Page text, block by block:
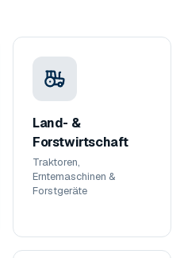
Land- &
Forstwirtschaft
Traktoren,
Erntemaschinen &
Forstgeräte